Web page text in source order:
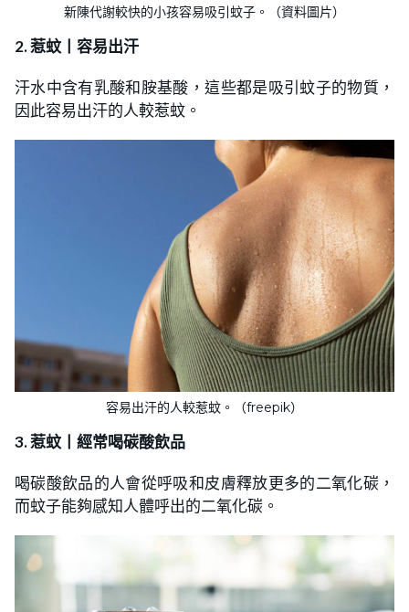
新陳代謝較快的小孩容易吸引蚊子。（資料圖片）
2. 惹蚊丨容易出汗
汗水中含有乳酸和胺基酸，這些都是吸引蚊子的物質，
因此容易出汗的人較惹蚊。
容易出汗的人較惹蚊。（freepik）
3. 惹蚊丨經常喝碳酸飲品
喝碳酸飲品的人會從呼吸和皮膚釋放更多的二氧化碳，
而蚊子能夠感知人體呼出的二氧化碳。